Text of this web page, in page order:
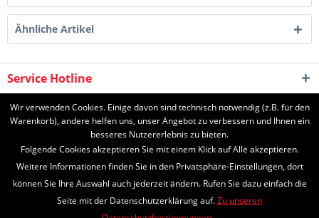
Ähnliche Artikel
Service Hotline
Shop Service
* Alle Preise inkl. gesetzl. Mehrwertsteuer zzgl.Versandkosten
Wir verwenden Cookies. Einige davon sind technisch notwendig (z.B. für den
Warenkorb), andere helfen uns, unser Angebot zu verbessern und Ihnen ein
besseres Nutzererlebnis zu bieten.
Folgende Cookies akzeptieren Sie mit einem Klick auf Alle akzeptieren.
Weitere Informationen finden Sie in den Privatsphäre-Einstellungen, dort
können Sie Ihre Auswahl auch jederzeit ändern. Rufen Sie dazu einfach die
Seite mit der Datenschutzerklärung auf.Zu unseren